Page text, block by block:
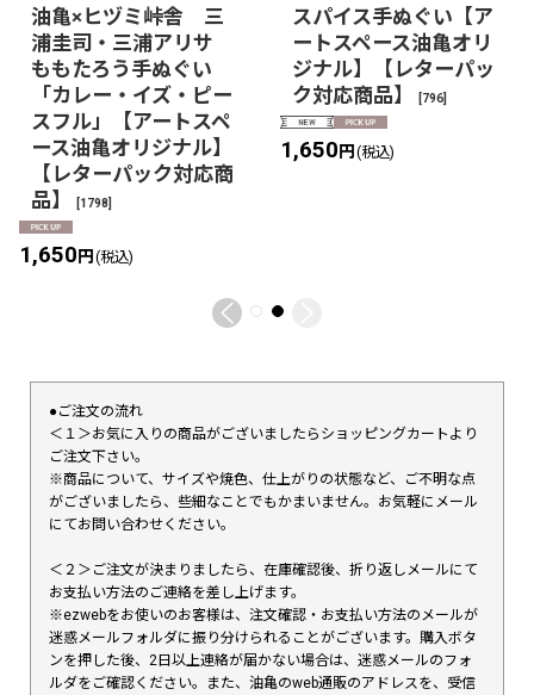
油亀×ヒヅミ峠舎 三
浦圭司・三浦アリサ
ももたろう手ぬぐい
「カレー・イズ・ピー
スフル」【アートスペ
ース油亀オリジナル】
【レターパック対応商
品】
[1798]
1,650円 (税込)
スパイス手ぬぐい【ア
ートスペース油亀オリ
ジナル】【レターパッ
ク対応商品】
[796]
1,650円 (税込)
●ご注文の流れ
＜１＞お気に入りの商品がございましたらショッピングカートより
ご注文下さい。
※商品について、サイズや焼色、仕上がりの状態など、ご不明な点
がございましたら、些細なことでもかまいません。お気軽にメール
にてお問い合わせください。
＜２＞ご注文が決まりましたら、在庫確認後、折り返しメールにて
お支払い方法のご連絡を差し上げます。
※ezwebをお使いのお客様は、注文確認・お支払い方法のメールが
迷惑メールフォルダに振り分けられることがございます。購入ボタ
ンを押した後、2日以上連絡が届かない場合は、迷惑メールのフォ
ルダをご確認ください。また、油亀のweb通販のアドレスを、受信